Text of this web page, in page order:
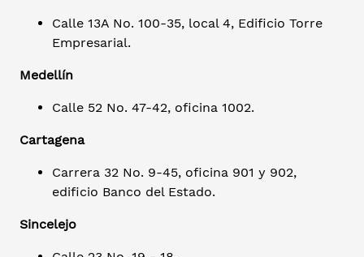
Calle 13A No. 100-35, local 4, Edificio Torre
Empresarial.
Medellín
Calle 52 No. 47-42, oficina 1002.
Cartagena
Carrera 32 No. 9-45, oficina 901 y 902,
edificio Banco del Estado.
Sincelejo